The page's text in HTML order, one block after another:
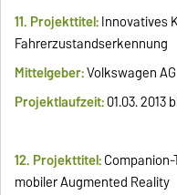
11. Projekttitel:Innovatives
Mittelgeber:Volkswagen AG
Projektlaufzeit:01.03. 2013
12. Projekttitel:
mobiler Augmented Reality